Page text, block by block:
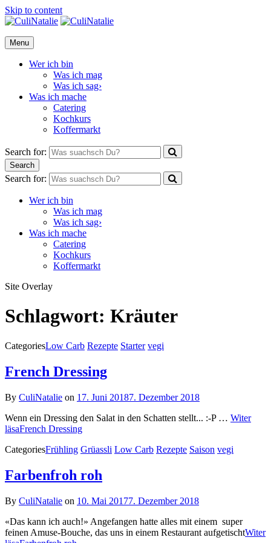
Skip to content
CuliNatalie
Menu
Wer ich bin
Was ich mag
Was ich sag›
Was ich mache
Catering
Kochkurs
Koffermarkt
Search for:
Search
Search for:
Wer ich bin
Was ich mag
Was ich sag›
Was ich mache
Catering
Kochkurs
Koffermarkt
Site Overlay
Schlagwort: Kräuter
CategoriesLow Carb Rezepte Starter vegi
French Dressing
By CuliNatalie on 17. Juni 20187. Dezember 2018
Wenn ein Dressing den Salat in den Schatten stellt... :-P … Witer
läsaFrench Dressing
CategoriesFrühling Grüassli Low Carb Rezepte Saison vegi
Farbenfroh roh
By CuliNatalie on 10. Mai 20177. Dezember 2018
«Das kann ich auch!» Angefangen hatte alles mit einem super
feinen Amuse-Bouche, das uns in einem Restaurant aufgetischtWiter